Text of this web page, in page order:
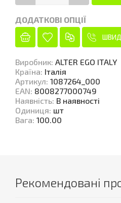
ДОДАТКОВІ ОПЦІЇ
Виробник: ALTER EGO ITALY
Країна: Італія
Артикул: 1087264_000
EAN: 8008277000749
Наявність: В наявності
Одиниця: шт
Вага: 100.00
Рекомендовані